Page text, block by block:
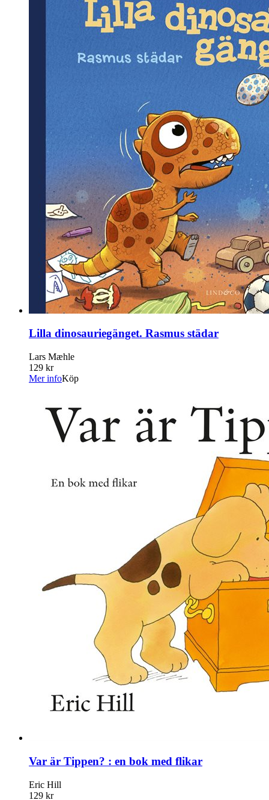
Lilla dinosauriegänget. Rasmus städar
Lars Mæhle
129 kr
Mer infoKöp
Var är Tippen? : en bok med flikar
Eric Hill
129 kr